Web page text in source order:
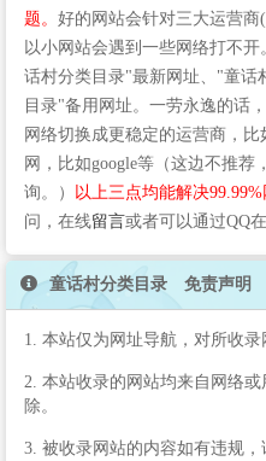
题。 好的网站会针对三大运营
以小网站会遇到一些网络打不
话村分类目录"最新网址、"童话
目录"备用网址。一劳永逸的话
网络切换成更稳定的运营商，
网，比如google等（这边不推
询。）
以上三点均能解决
问，在线留言或者可以通过QQ
童话村分类目录 免责声明
1. 本站仅为网址导航，对所收录
2. 本站收录的网站均来自网络
除。
3. 被收录网站的内容如有违规